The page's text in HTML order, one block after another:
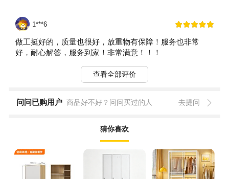
1***6
做工挺好的，质量也很好，放重物有保障！服务也非常
好，耐心解答，服务到家！非常满意！！！
查看全部评价
问问已购用户 商品好不好？问问买过的人 去提问
猜你喜欢